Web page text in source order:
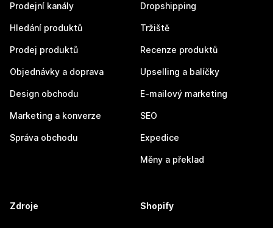
Prodejní kanály
Hledání produktů
Prodej produktů
Objednávky a doprava
Design obchodu
Marketing a konverze
Správa obchodu
Dropshipping
Tržiště
Recenze produktů
Upselling a balíčky
E-mailový marketing
SEO
Expedice
Měny a překlad
Zdroje Shopify